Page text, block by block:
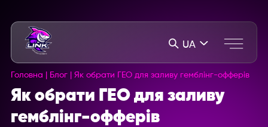
UA
Головна Блог Як обрати ГЕО для заливу гемблінг-офферів
Як обрати ГЕО для заливу
гемблінг-офферів